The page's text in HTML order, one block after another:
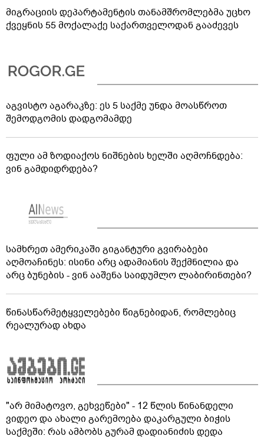
მიგრაციის დეპარტამენტის თანამშრომლებმა უცხო
ქვეყნის 55 მოქალაქე საქართველოდან გააძევეს
აგვისტო აგარაკზე: ეს 5 საქმე უნდა მოასწროთ
შემოდგომის დადგომამდე
ფული ამ ზოდიაქოს ნიშნების ხელში აღმოჩნდება:
ვინ გამდიდრდება?
სამხრეთ ამერიკაში გიგანტური გვირაბები
აღმოაჩინეს: ისინი არც ადამიანის შექმნილია და
არც ბუნების - ვინ ააშენა საიდუმლო ლაბირინთები?
წინასწარმეტყველებები წიგნებიდან, რომლებიც
რეალურად ახდა
"არ მიმატოვო, გეხვეწები" - 12 წლის წინანდელი
ვიდეო და ახალი გარემოება დაკარგული ბიჭის
საქმეში: რას ამბობს გურამ დადიანიძის დედა